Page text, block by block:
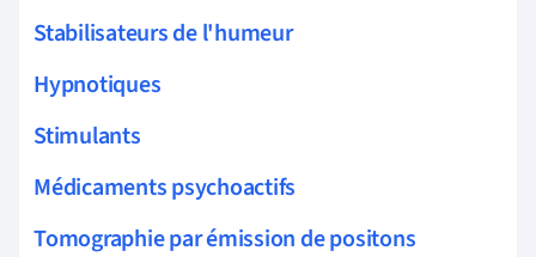
Stabilisateurs de l'humeur
Hypnotiques
Stimulants
Médicaments psychoactifs
Tomographie par émission de positons